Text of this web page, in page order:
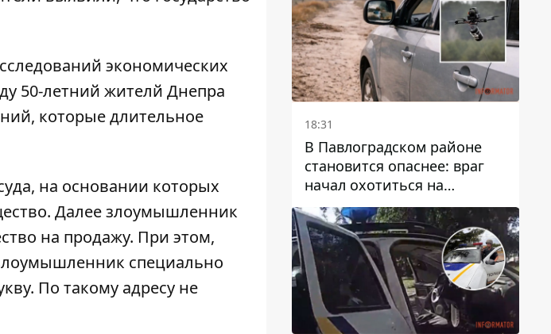
экономических
50-летний жителй Днепра
которые длительное
на основании которых
Далее злоумышленник
на продажу. При этом,
специально
По такому адресу не
18:31
В Павлоградском районе
становится опаснее: враг
начал охотиться на
гражданский и военный
транспорт